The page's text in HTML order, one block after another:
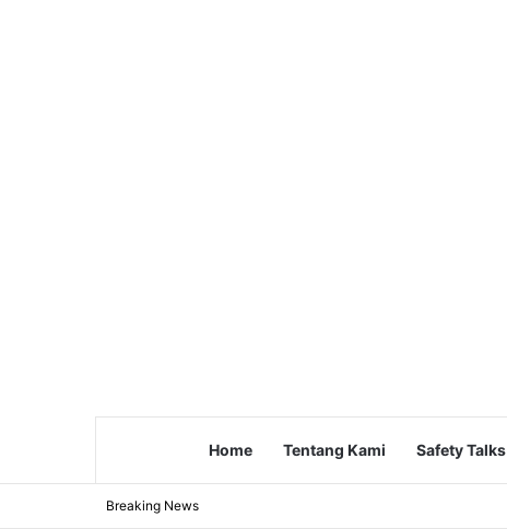
Home Tentang Kami Safety Talks
Breaking News